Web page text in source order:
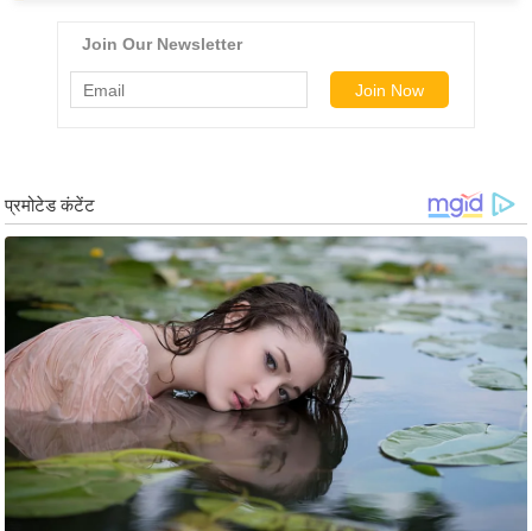
ल्म
स
क्षा
B
r
e
a
i
n